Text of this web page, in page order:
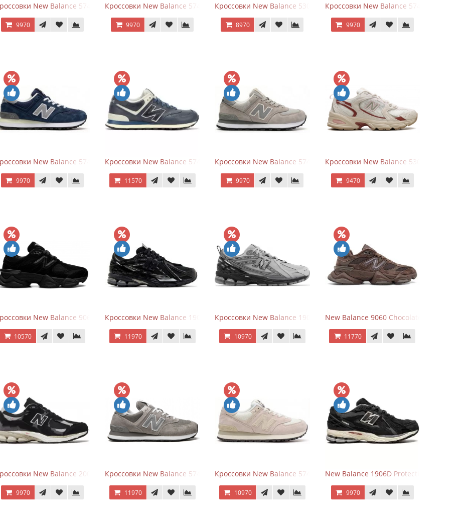
New Balance 574 All Black
9970
Кроссовки New Balance 574 Navy Blue Grey
9970
Кроссовки New Balance 530 White Silver Metallic
8970
Кроссовки New Balance 574 Power Beige
9970
New Balance 574 Classic Blue Grey
9970
Кроссовки New Balance 574 Classic Blue White Leather
11570
Кроссовки New Balance 574 Silver Summer Fog
9970
Кроссовки New Balance 530 Festival Pack
9470
New Balance 9060 Triple Black
10570
Кроссовки New Balance 1906A Black Silver
11970
Кроссовки New Balance 1906R Brighton Grey
10970
New Balance 9060 Chocolate Brown
11770
New Balance 2002R Protection Pack Black Grey
9970
Кроссовки New Balance 574 Grey White Silver
11970
Кроссовки New Balance 574 Light Grey Pink
10970
New Balance 1906D Protection Pack Black
9970